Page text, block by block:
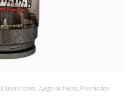
Expansiones,Juego de Mesa, Premiados